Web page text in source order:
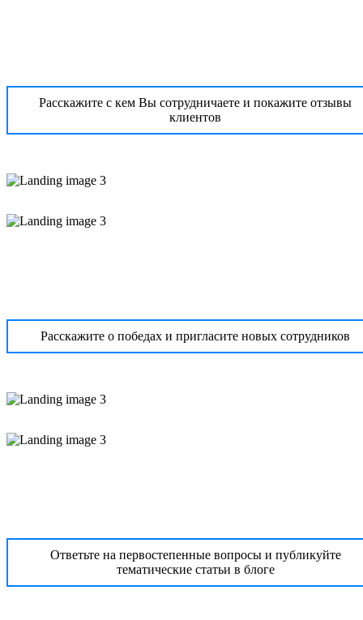
Расскажите с кем Вы сотрудничаете и покажите отзывы
клиентов
Расскажите о победах и пригласите новых сотрудников
Ответьте на первостепенные вопросы и публикуйте
тематические статьи в блоге